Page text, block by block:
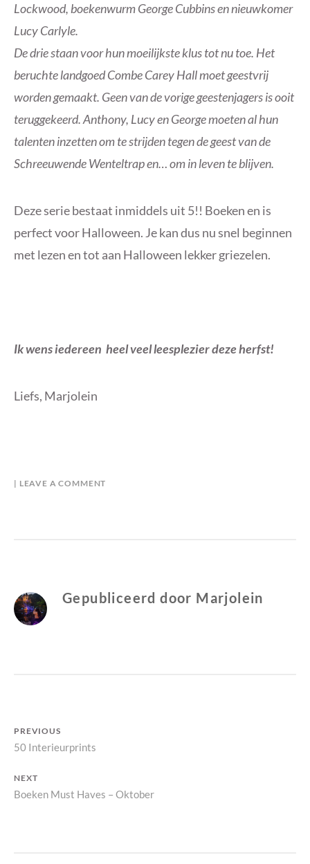
Lockwood, boekenwurm George Cubbins en nieuwkomer
Lucy Carlyle.
De drie staan voor hun moeilijkste klus tot nu toe. Het
beruchte landgoed Combe Carey Hall moet geestvrij
worden gemaakt. Geen van de vorige geestenjagers is ooit
teruggekeerd. Anthony, Lucy en George moeten al hun
talenten inzetten om te strijden tegen de geest van de
Schreeuwende Wenteltrap en… om in leven te blijven.
Deze serie bestaat inmiddels uit 5!! Boeken en is
perfect voor Halloween. Je kan dus nu snel beginnen
met lezen en tot aan Halloween lekker griezelen.
Ik wens iedereen heel veel leesplezier deze herfst!
Liefs, Marjolein
B
E
I
I LEAVE A COMMENT
Gepubliceerd door Marjolein
Bericht
navigatie
PREVIOUS
Previous
50 Interieurprints
NEXT
Next
Boeken Must Haves – Oktober